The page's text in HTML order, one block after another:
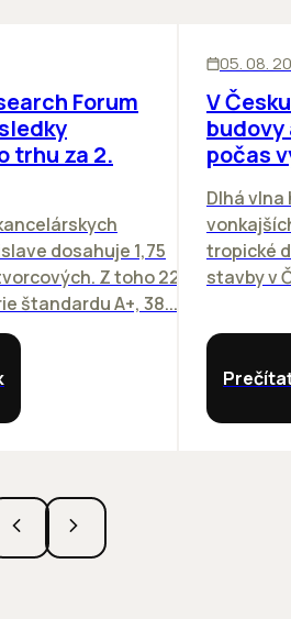
Forum
trhu za 2.
dosahuje 1,75
Z toho 22
štandardu A+, 38...
05. 08.
V
počas
Dlhá
tropické
stavby v